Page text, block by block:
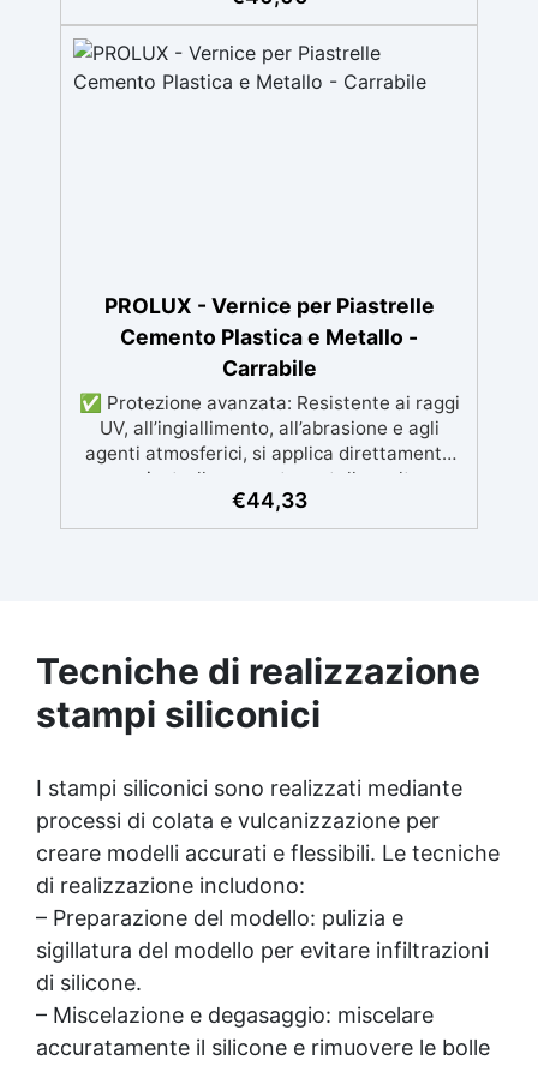
bambini. Con questo set, ogni momento di
creatività diventa un'avventura divertente e
sicura! Documenti di Sicurezza: Test di
agli sbalzi termici da -20°C a +80°C. ✅
Applicazione semplice a rullo, pennello o
spruzzo airless. ✅ Durata pluriennale:
PROLUX - Vernice per Piastrelle
Cemento Plastica e Metallo -
Carrabile
✅ Protezione avanzata: Resistente ai raggi
UV, all’ingiallimento, all’abrasione e agli
agenti atmosferici, si applica direttamente
su piastrelle cemento metallo o altre
superfici. ✅ Adatta per ambienti umidi od
alto passaggio : Formulazione Poliuretanica,
qualsiasi colore, con finitura lucida o
satinata. Coprente in una singola passata.
✅ Universale: Perfetta per pavimentazioni ,
parcheggi esterni, magazzini e , oltre a
preparato. ✅ Conformità e sicurezza:
Conforme al Regolamento Europeo EU no.
305/2011 - Regolamento Europeo EU no.
574/2014 - Marcatura CE secondo EN 1504-2
e relativa Dichiarazione di Prestazione (DoP)
✅ Facile da Usare, miscela i 2 componenti
(2 : 1) comodamente predosati
€44,33
Tecniche di realizzazione
stampi siliconici
I stampi siliconici sono realizzati mediante
processi di colata e vulcanizzazione per
creare modelli accurati e flessibili. Le tecniche
di realizzazione includono:
– Preparazione del modello: pulizia e
sigillatura del modello per evitare infiltrazioni
di silicone.
– Miscelazione e degasaggio: miscelare
accuratamente il silicone e rimuovere le bolle